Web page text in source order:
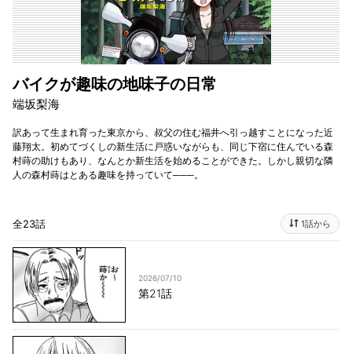
バイクが趣味の地味子の日常
端坂梨海
訳あって生まれ育った東京から、叔父の住む福井へ引っ越すことになった近
藤翔太。初めてづくしの新生活に戸惑いながらも、同じ下宿に住んでいる森
村蒔の助けもあり、なんとか新生活を始めることができた。しかし親切な隣
人の森村蒔はとある趣味を持っていて───。
全23話 1話から
2026/07/10
第21話